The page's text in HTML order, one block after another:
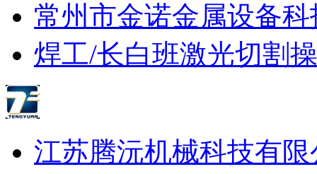
常州市金诺金属设备
焊工/长白班激光切割
江苏腾沅机械科技有限